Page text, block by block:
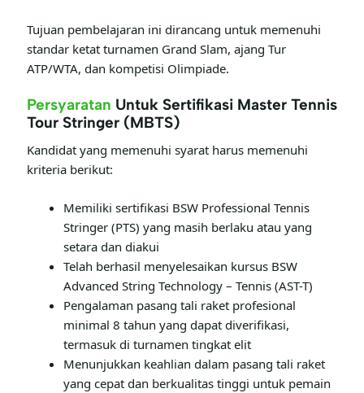
Tujuan pembelajaran ini dirancang untuk memenuhi
standar ketat turnamen Grand Slam, ajang Tur
ATP/WTA, dan kompetisi Olimpiade.
Persyaratan Untuk Sertifikasi Master Tennis
Tour Stringer (MBTS)
Kandidat yang memenuhi syarat harus memenuhi
kriteria berikut:
Memiliki sertifikasi BSW Professional Tennis
Stringer (PTS) yang masih berlaku atau yang
setara dan diakui
Telah berhasil menyelesaikan kursus BSW
Advanced String Technology – Tennis (AST-T)
Pengalaman pasang tali raket profesional
minimal 8 tahun yang dapat diverifikasi,
termasuk di turnamen tingkat elit
Menunjukkan keahlian dalam pasang tali raket
yang cepat dan berkualitas tinggi untuk pemain